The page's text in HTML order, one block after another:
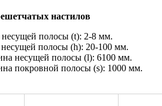
настилов
полосы (t): 2-8 мм.
полосы (h): 20-100 мм.
несущей полосы (l): 6100 мм.
покровной полосы (s): 1000 мм.